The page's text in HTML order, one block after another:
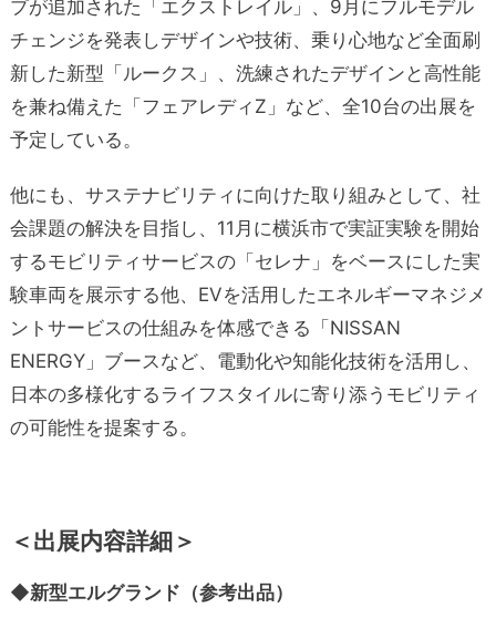
プが追加された「エクストレイル」、9月にフルモデル
チェンジを発表しデザインや技術、乗り心地など全面刷
新した新型「ルークス」、洗練されたデザインと高性能
を兼ね備えた「フェアレディZ」など、全10台の出展を
予定している。
他にも、サステナビリティに向けた取り組みとして、社
会課題の解決を目指し、11月に横浜市で実証実験を開始
するモビリティサービスの「セレナ」をベースにした実
験車両を展示する他、EVを活用したエネルギーマネジメ
ントサービスの仕組みを体感できる「NISSAN
ENERGY」ブースなど、電動化や知能化技術を活用し、
日本の多様化するライフスタイルに寄り添うモビリティ
の可能性を提案する。
＜出展内容詳細＞
◆新型エルグランド（参考出品）